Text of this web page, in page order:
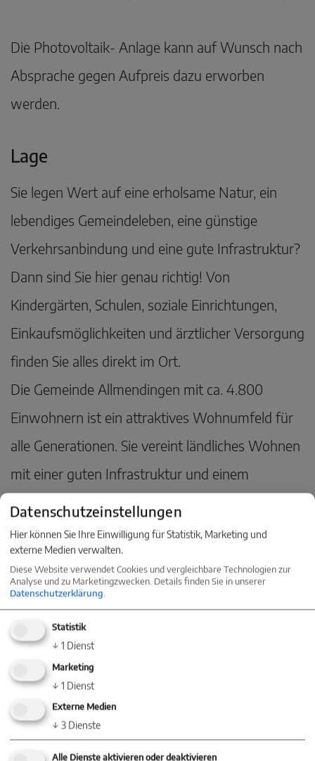
Die Photovoltaik- Anlage kann auf Wunsch nach
Absprache gegen Aufpreis dazu erworben
werden.
Lage
Sie legen Wert auf eine erholsame Natur, ein
lebendiges Gemeindeleben, eine günstige
Verkehrsanbindung und eine gute Infrastruktur?
Dann sind Sie hier genau richtig! Von
Kindergärten, Schulen, soziale Einrichtungen,
Einkaufsmöglichkeiten und ärztlicher Versorgung
finden Sie alles direkt im Ort.
Die Gemeinde Allmendingen mit ca. 4.800
Einwohnern ist ein attraktives Wohnumfeld für
alle Generationen. Sie vereint ländliches Wohnen
mit einer guten Infrastruktur und einem
familienfreundlichen Betreuungs- und
Bildungsangebot.
Stark aufgestellt ist die Wirtschaft in der
Gemeinde. Ein ausgegliche Branchenmix und
Standort innovativer Unternehmen zeichnen
Allmendingen aus. Die Gewerbeansiedlungen
profitieren von der ausgezeichneten
Verkehrsanbindung an der B492, mit kurzen
Wegen zur A 8 und A7.
Datenschutzeinstellungen
Hier können Sie Ihre Einwilligung für Statistik, Marketing und
externe Medien verwalten.
Diese Website verwendet Cookies und vergleichbare Technologien zur
Analyse und zu Marketingzwecken. Details finden Sie in unserer
Datenschutzerklärung.
Statistik
↓ 1 Dienst
Marketing
↓ 1 Dienst
Externe Medien
↓ 3 Dienste
Alle Dienste aktivieren oder deaktivieren